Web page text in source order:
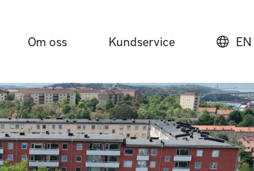
Om oss Kundservice EN